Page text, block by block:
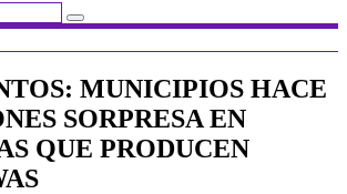
MUNICIPIOS HACE
SORPRESA EN
QUE PRODUCEN